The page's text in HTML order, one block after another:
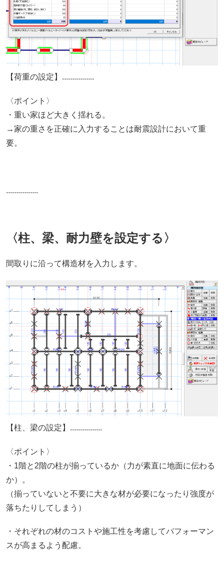
【荷重の設定】................
〈ポイント〉
・重い家ほど大きく揺れる。
→家の重さを正確に入力することは耐震設計において重
要。
................
〈柱、梁、耐力壁を設定する〉
間取りに沿って構造材を入力します。
【柱、梁の設定】................
〈ポイント〉
・1階と2階の柱が揃っているか（力が素直に地面に伝わる
か）。
（揃っていないと不要に大きな材が必要になったり強度が
落ちたりしてしまう）
・それぞれの材のコストや施工性を考慮してパフォーマン
スが高まるよう配慮。